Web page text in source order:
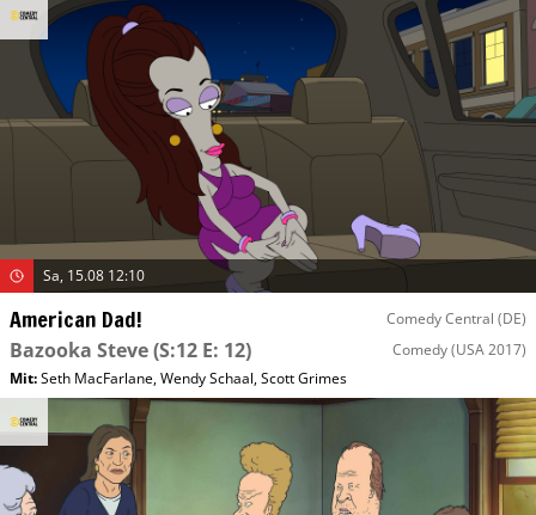
Sa, 15.08 12:10
American Dad! Comedy Central (DE)
Bazooka Steve(S:12 E: 12) Comedy(USA 2017)
Mit:Seth MacFarlane,Wendy Schaal,Scott Grimes